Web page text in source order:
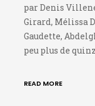
par Denis
Girard, Mélissa
Gaudette,
peu plus de
READ MORE